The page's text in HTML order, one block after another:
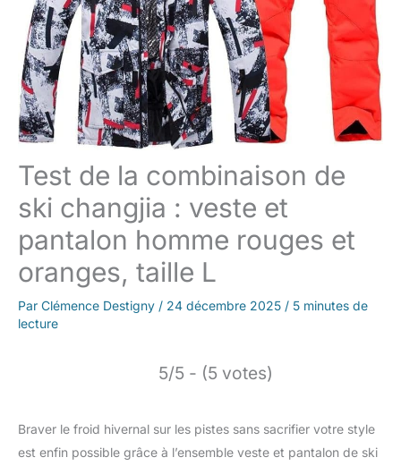
Test de la combinaison de
ski changjia : veste et
pantalon homme rouges et
oranges, taille L
Par Clémence Destigny / 24 décembre 2025 / 5 minutes de
lecture
5/5 - (5 votes)
Braver le froid hivernal sur les pistes sans sacrifier votre style
est enfin possible grâce à l’ensemble veste et pantalon de ski